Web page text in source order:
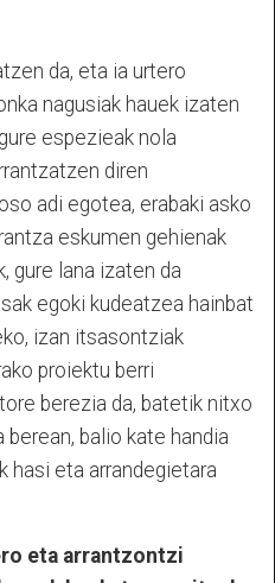
da, eta ia urtero
nagusiak hauek izaten
espezieak nola
diren
adi egotea, erabaki asko
eskumen gehienak
gure lana izaten da
egoki kudeatzea hainbat
izan itsasontziak
proiektu berri
berezia da, batetik nitxo
berean, balio kate handia
hasi eta arrandegietara
eta arrantzontzi